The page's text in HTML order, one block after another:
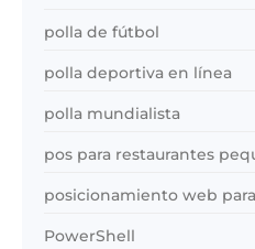
polla de fútbol
polla deportiva en línea
polla mundialista
pos para restaurantes
posicionamiento web
PowerShell